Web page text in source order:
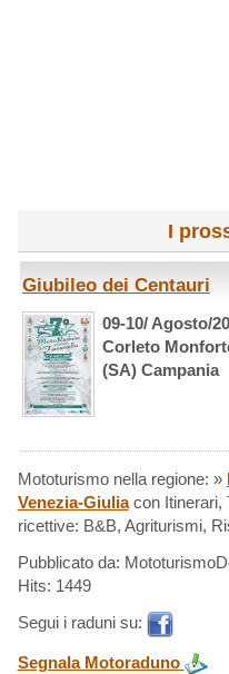
I
Giubileo dei Centauri
09-10/ Agosto/
Corleto
(SA) Campania
Mototurismo nella regione: »
Venezia-Giuliacon Itinerari,
ricettive: B&B, Agriturismi,
Pubblicato da:
Hits: 1449
Segui i raduni su:
Segnala Motoraduno